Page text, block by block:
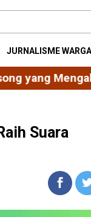
JURNALISME WARGA
Bangsa
Suara